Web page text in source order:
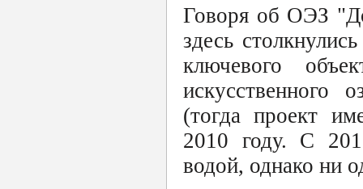
Говоря об ОЭЗ
здесь
ключевого
(тогда проект
2010 году. С
водой, однако ни